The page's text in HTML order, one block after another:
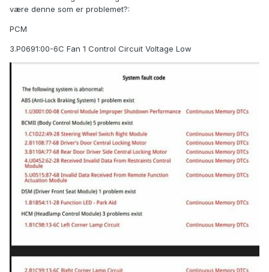
være denne som er problemet?:
PCM
3.P0691:00-6C Fan 1 Control Circuit Voltage Low